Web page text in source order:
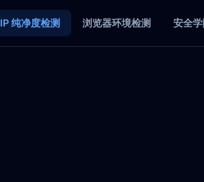
IP 纯净度检测 浏览器环境检测 安全